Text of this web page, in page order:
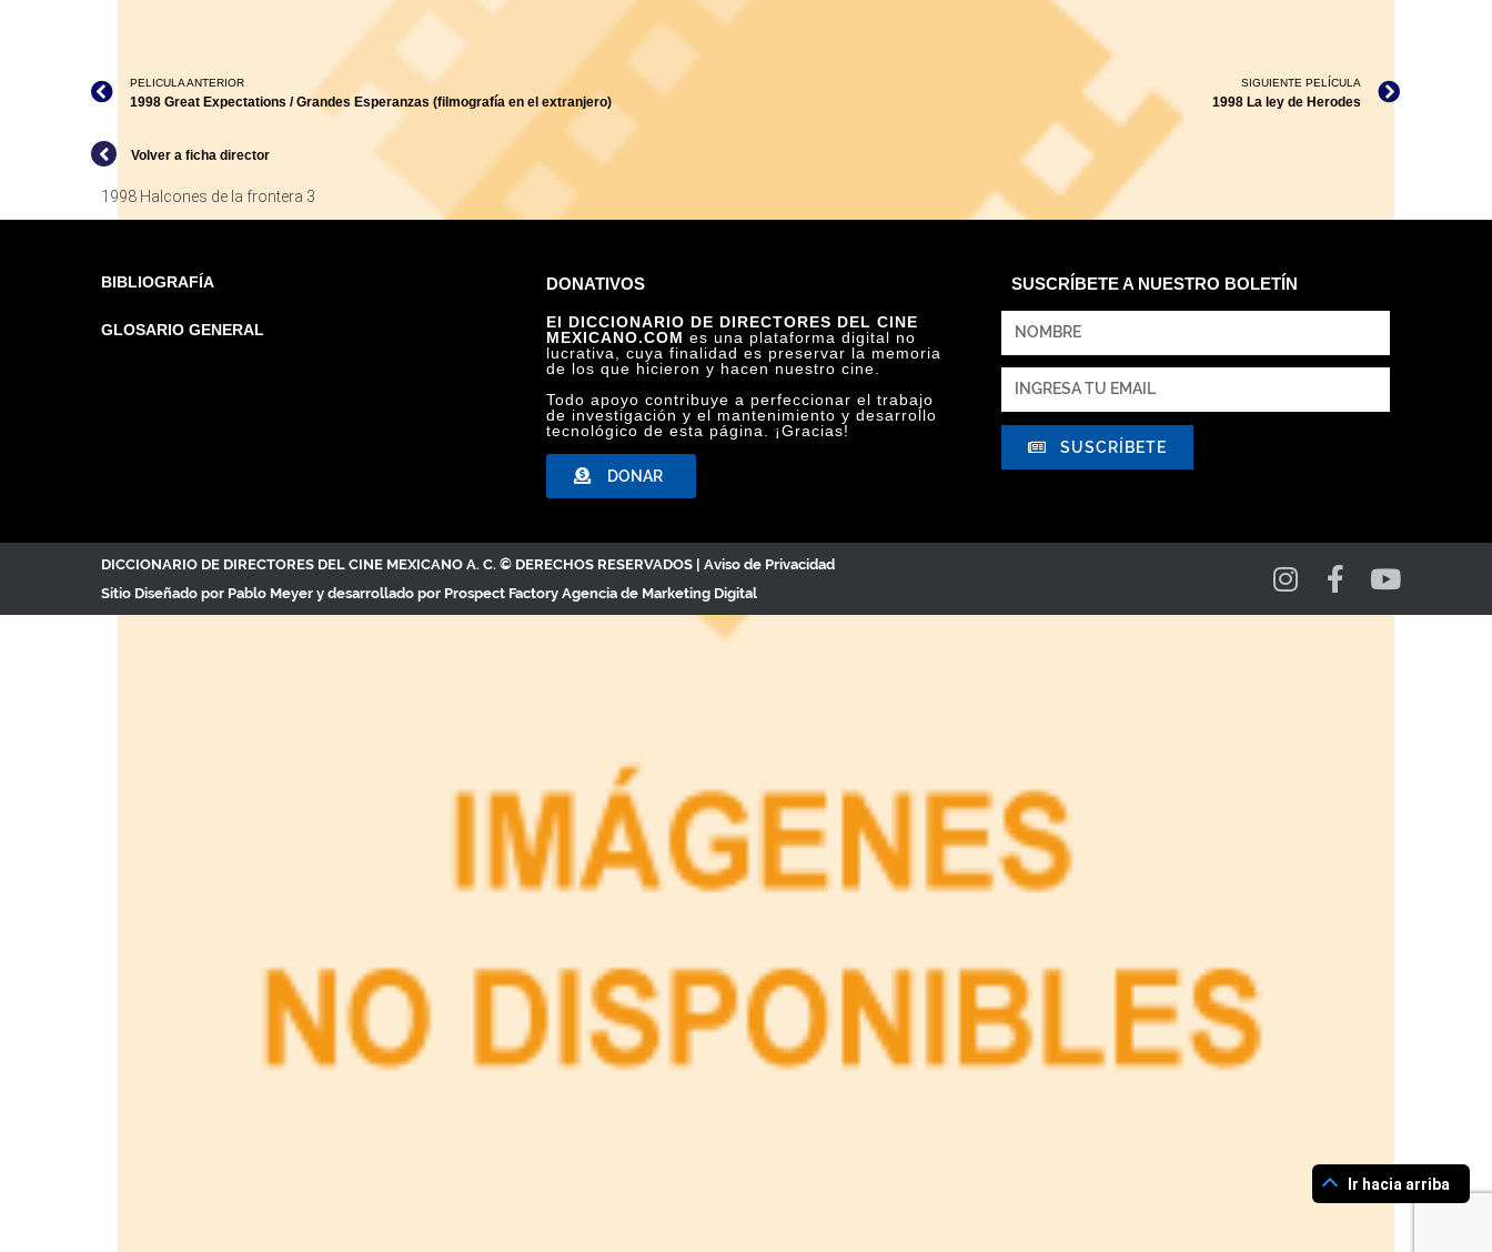
PELICULA ANTERIOR
1998 Great Expectations / Grandes Esperanzas (filmografía en el extranjero)
SIGUIENTE PELÍCULA
1998 La ley de Herodes
Volver a ficha director
1998 Halcones de la frontera 3
BIBLIOGRAFÍA
GLOSARIO GENERAL
DONATIVOS
El DICCIONARIO DE DIRECTORES DEL CINE
MEXICANO.COM es una plataforma digital no
lucrativa, cuya finalidad es preservar la memoria
de los que hicieron y hacen nuestro cine.
Todo apoyo contribuye a perfeccionar el trabajo
de investigación y el mantenimiento y desarrollo
tecnológico de esta página. ¡Gracias!
DONAR
SUSCRÍBETE A NUESTRO BOLETÍN
SUSCRÍBETE
DICCIONARIO DE DIRECTORES DEL CINE MEXICANO A. C. © DERECHOS RESERVADOS | Aviso de Privacidad
Sitio Diseñado por Pablo Meyer y desarrollado por Prospect Factory Agencia de Marketing Digital